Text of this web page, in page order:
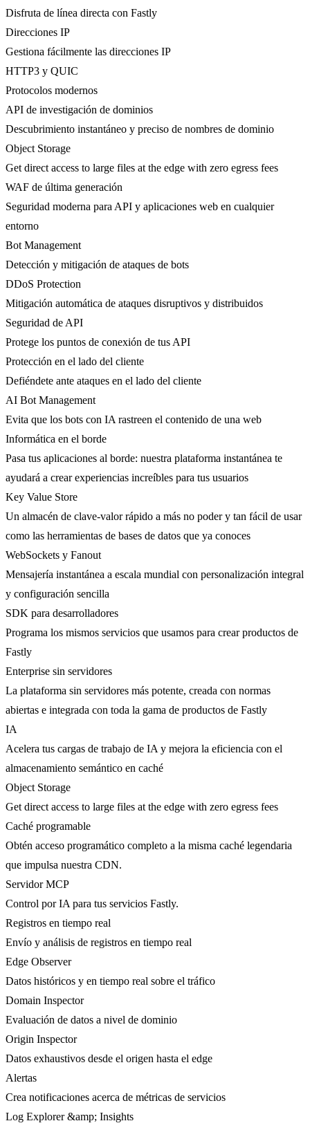
Disfruta de línea directa con Fastly
Direcciones IP
Gestiona fácilmente las direcciones IP
HTTP3 y QUIC
Protocolos modernos
API de investigación de dominios
Descubrimiento instantáneo y preciso de nombres de dominio
Object Storage
Get direct access to large files at the edge with zero egress fees
WAF de última generación
Seguridad moderna para API y aplicaciones web en cualquier
entorno
Bot Management
Detección y mitigación de ataques de bots
DDoS Protection
Mitigación automática de ataques disruptivos y distribuidos
Seguridad de API
Protege los puntos de conexión de tus API
Protección en el lado del cliente
Defiéndete ante ataques en el lado del cliente
AI Bot Management
Evita que los bots con IA rastreen el contenido de una web
Informática en el borde
Pasa tus aplicaciones al borde: nuestra plataforma instantánea te
ayudará a crear experiencias increíbles para tus usuarios
Key Value Store
Un almacén de clave-valor rápido a más no poder y tan fácil de usar
como las herramientas de bases de datos que ya conoces
WebSockets y Fanout
Mensajería instantánea a escala mundial con personalización integral
y configuración sencilla
SDK para desarrolladores
Programa los mismos servicios que usamos para crear productos de
Fastly
Enterprise sin servidores
La plataforma sin servidores más potente, creada con normas
abiertas e integrada con toda la gama de productos de Fastly
IA
Acelera tus cargas de trabajo de IA y mejora la eficiencia con el
almacenamiento semántico en caché
Object Storage
Get direct access to large files at the edge with zero egress fees
Caché programable
Obtén acceso programático completo a la misma caché legendaria
que impulsa nuestra CDN.
Servidor MCP
Control por IA para tus servicios Fastly.
Registros en tiempo real
Envío y análisis de registros en tiempo real
Edge Observer
Datos históricos y en tiempo real sobre el tráfico
Domain Inspector
Evaluación de datos a nivel de dominio
Origin Inspector
Datos exhaustivos desde el origen hasta el edge
Alertas
Crea notificaciones acerca de métricas de servicios
Log Explorer &amp; Insights